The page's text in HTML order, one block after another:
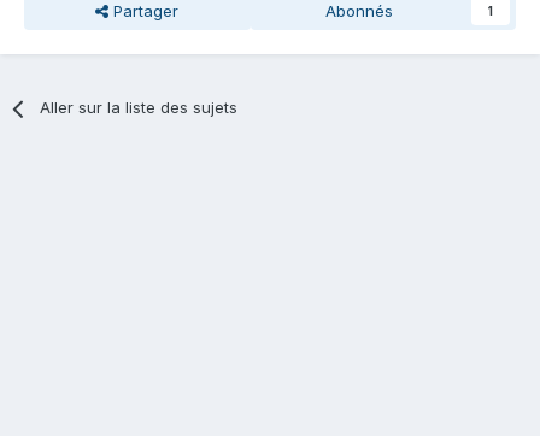
Partager Abonnés 1
Aller sur la liste des sujets